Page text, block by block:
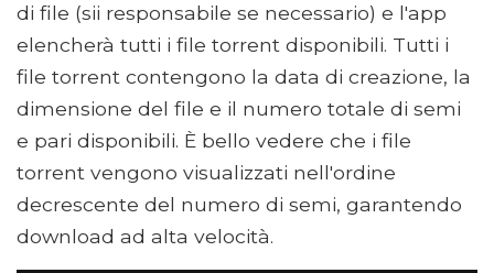
di file (sii responsabile se necessario) e l'app
elencherà tutti i file torrent disponibili. Tutti i
file torrent contengono la data di creazione, la
dimensione del file e il numero totale di semi
e pari disponibili. È bello vedere che i file
torrent vengono visualizzati nell'ordine
decrescente del numero di semi, garantendo
download ad alta velocità.